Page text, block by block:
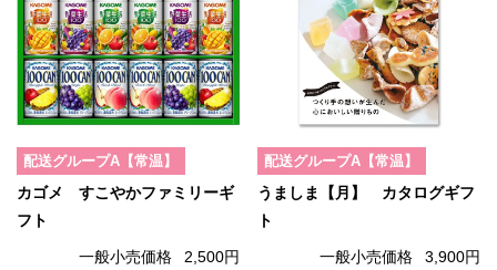
配送グループA【常温】
カゴメ すこやかファミリーギ
フト
一般小売価格 2,500円
配送グループA【常温】
うましま【月】 カタログギフ
ト
一般小売価格 3,900円